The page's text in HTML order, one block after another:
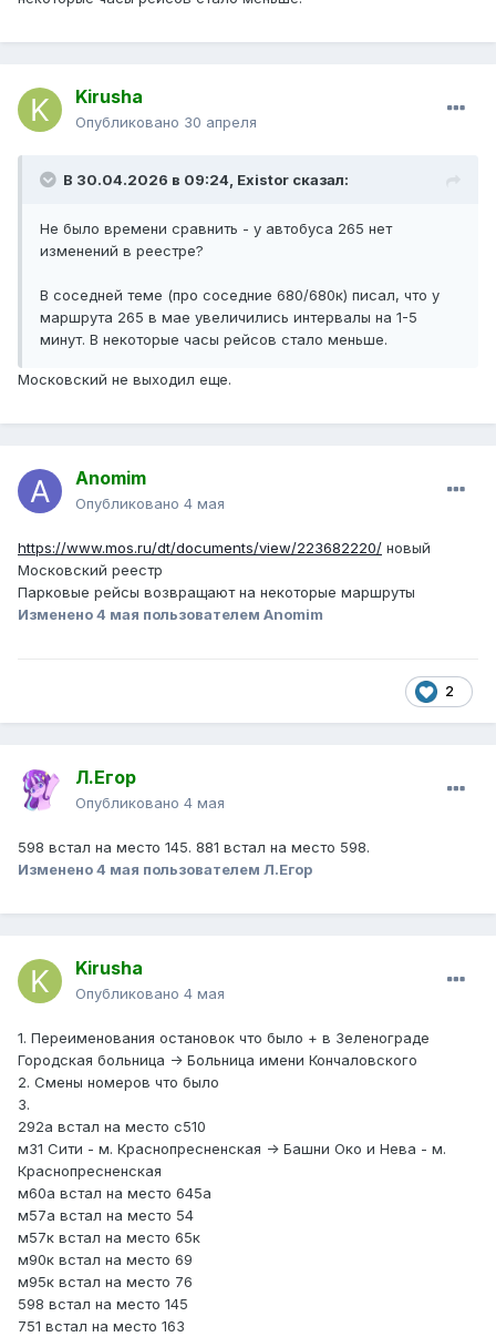
Kirusha
Опубликовано 30 апреля
В 30.04.2026 в 09:24, Existor сказал:
Не было времени сравнить - у автобуса 265 нет
изменений в реестре?
В соседней теме (про соседние 680/680к) писал, что у
маршрута 265 в мае увеличились интервалы на 1-5
минут. В некоторые часы рейсов стало меньше.
Московский не выходил еще.
Anomim
Опубликовано 4 мая
https://www.mos.ru/dt/documents/view/223682220/ новый
Московский реестр
Парковые рейсы возвращают на некоторые маршруты
Изменено4 мая пользователем Anomim
2
Л.Егор
Опубликовано 4 мая
598 встал на место 145. 881 встал на место 598.
Изменено4 мая пользователем Л.Егор
Kirusha
Опубликовано 4 мая
1. Переименования остановок что было + в Зеленограде
Городская больница -> Больница имени Кончаловского
2. Смены номеров что было
3.
292а встал на место с510
м31 Сити - м. Краснопресненская -> Башни Око и Нева - м.
Краснопресненская
м60а встал на место 645а
м57а встал на место 54
м57к встал на место 65к
м90к встал на место 69
м95к встал на место 76
598 встал на место 145
751 встал на место 163